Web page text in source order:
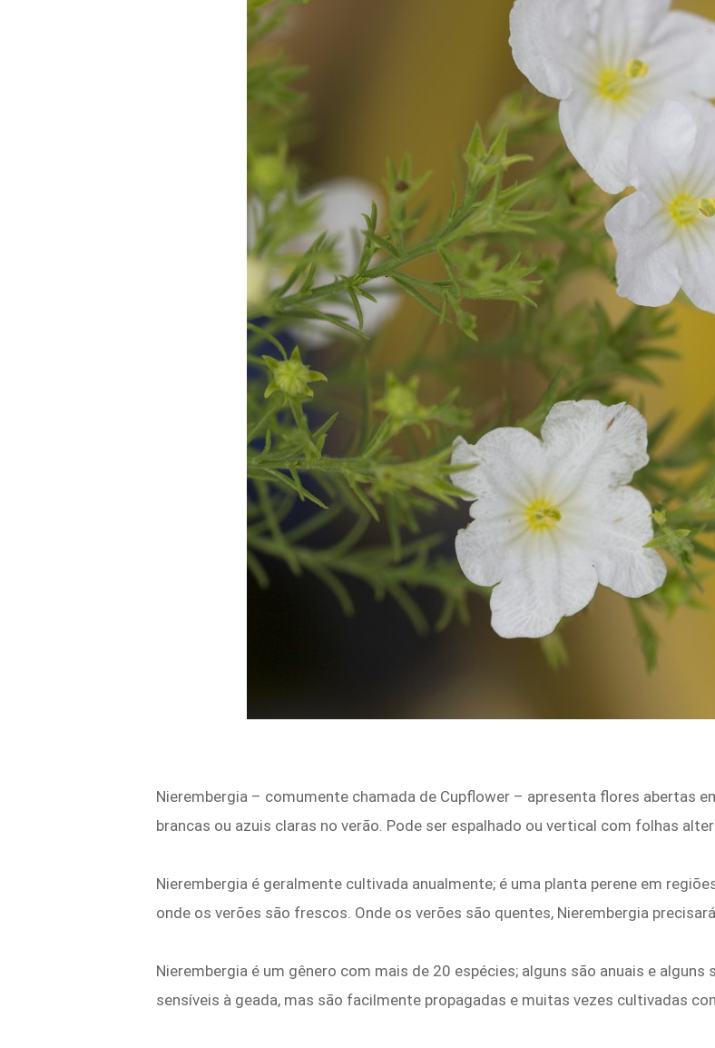
Nierembergia – comumente chamada de Cupflower – apresenta flores abertas
brancas ou azuis claras no verão. Pode ser espalhado ou vertical com folhas
Nierembergia é geralmente cultivada anualmente; é uma planta perene em
onde os verões são frescos. Onde os verões são quentes, Nierembergia
Nierembergia é um gênero com mais de 20 espécies; alguns são anuais e
sensíveis à geada, mas são facilmente propagadas e muitas vezes cultivadas